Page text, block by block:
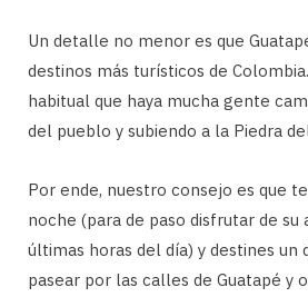
Un detalle no menor es que
destinos más turísticos de
habitual que haya mucha gente
del pueblo y subiendo a la Piedra
Por ende, nuestro consejo es que
noche (para de paso disfrutar de su
últimas horas del día) y destines un
pasear por las calles de Guatapé y